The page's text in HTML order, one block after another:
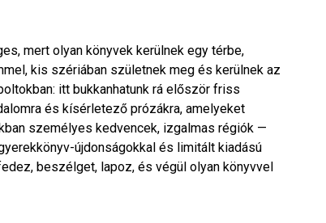
mert olyan könyvek kerülnek egy térbe,
kis szériában születnek meg és kerülnek az
itt bukkanhatunk rá először friss
és kísérletező prózákra, amelyeket
személyes kedvencek, izgalmas régiók —
újdonságokkal és limitált kiadású
beszélget, lapoz, és végül olyan könyvvel